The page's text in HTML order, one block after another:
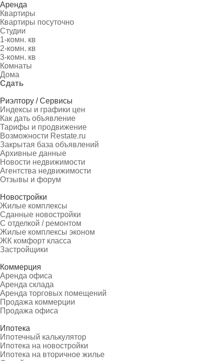
Аренда
Квартиры
Квартиры посуточно
Студии
1-комн. кв
2-комн. кв
3-комн. кв
Комнаты
Дома
Сдать
Риэлтору / Сервисы
Индексы и графики цен
Как дать объявление
Тарифы и продвижение
Возможности Restate.ru
Закрытая база объявлений
Архивные данные
Новости недвижимости
Агентства недвижимости
Отзывы и форум
Новостройки
Жилые комплексы
Сданные новостройки
С отделкой / ремонтом
Жилые комплексы эконом
ЖК комфорт класса
Застройщики
Коммерция
Аренда офиса
Аренда склада
Аренда торговых помещений
Продажа коммерции
Продажа офиса
Ипотека
Ипотечный калькулятор
Ипотека на новостройки
Ипотека на вторичное жилье